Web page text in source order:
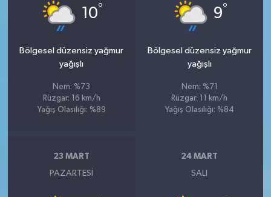
10°
Bölgesel düzensiz yağmur
yağışlı
Nem: %73
Rüzgar: 16 km/h
Yağış Olasılığı: %89
9°
Bölgesel düzensiz yağmur
yağışlı
Nem: %71
Rüzgar: 11 km/h
Yağış Olasılığı: %84
23 MART
PAZARTESI
24 MART
SALI